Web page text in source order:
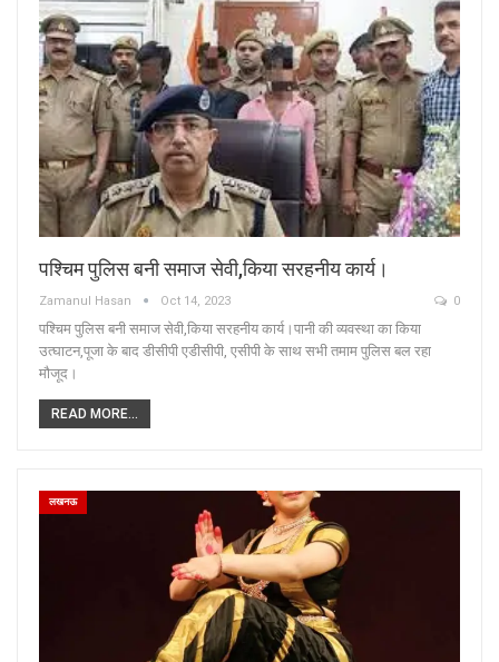
पश्चिम पुलिस बनी समाज सेवी,किया सरहनीय कार्य।
Zamanul Hasan Oct 14, 2023 0
पश्चिम पुलिस बनी समाज सेवी,किया सरहनीय कार्य।पानी की व्यवस्था का किया
उत्घाटन,पूजा के बाद डीसीपी एडीसीपी, एसीपी के साथ सभी तमाम पुलिस बल रहा
मौजूद।
READ MORE...
लखनऊ